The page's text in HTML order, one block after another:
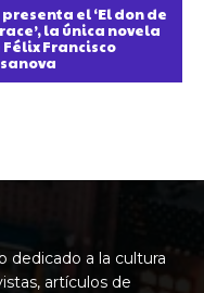
presenta el ‘El don de
la única novela
Félix Francisco
dedicado a la cultura
artículos de